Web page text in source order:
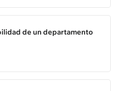
de un departamento